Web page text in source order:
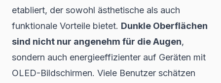
etabliert, der sowohl ästhetische als auch
funktionale Vorteile bietet. Dunkle Oberflächen
sind nicht nur angenehm für die Augen,
sondern auch energieeffizienter auf Geräten mit
OLED-Bildschirmen. Viele Benutzer schätzen